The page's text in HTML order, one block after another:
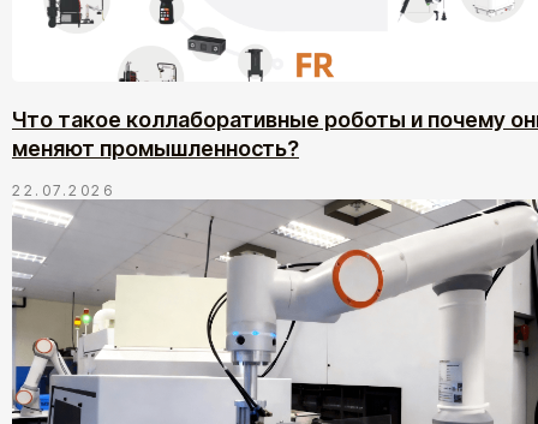
Что такое коллаборативные роботы и почему
меняют промышленность?
22.07.2026
Все новости
Все кейсы
Все выставки